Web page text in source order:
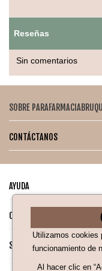
Coloca el parche
adherido sin causar
obtener los mejores
Reseñas
Sin comentarios
SOBRE
CONTÁCTANOS
AYUDA
CATÁLOGO PARA TI
SÍGUENOS EN NUESTRAS
Utilizamos cookies
funcionamiento de
Al hacer clic en